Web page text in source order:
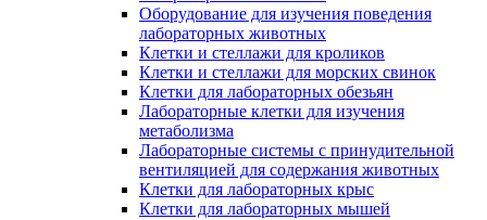
Оборудование для изучения поведения
лабораторных животных
Клетки и стеллажи для кроликов
Клетки и стеллажи для морских свинок
Клетки для лабораторных обезьян
Лабораторные клетки для изучения
метаболизма
Лабораторные системы с принудительной
вентиляцией для содержания животных
Клетки для лабораторных крыс
Клетки для лабораторных мышей